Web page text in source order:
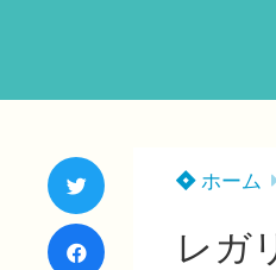
ホーム
レガ